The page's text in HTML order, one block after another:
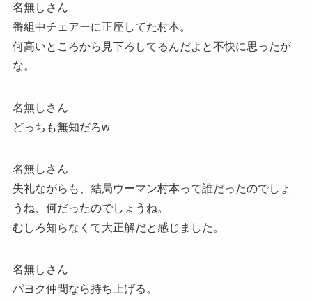
名無しさん
番組中チェアーに正座してた村本。
何高いところから見下ろしてるんだよと不快に思ったが
な。
名無しさん
どっちも無知だろw
名無しさん
失礼ながらも、結局ウーマン村本って誰だったのでしょ
うね、何だったのでしょうね。
むしろ知らなくて大正解だと感じました。
名無しさん
パヨク仲間なら持ち上げる。